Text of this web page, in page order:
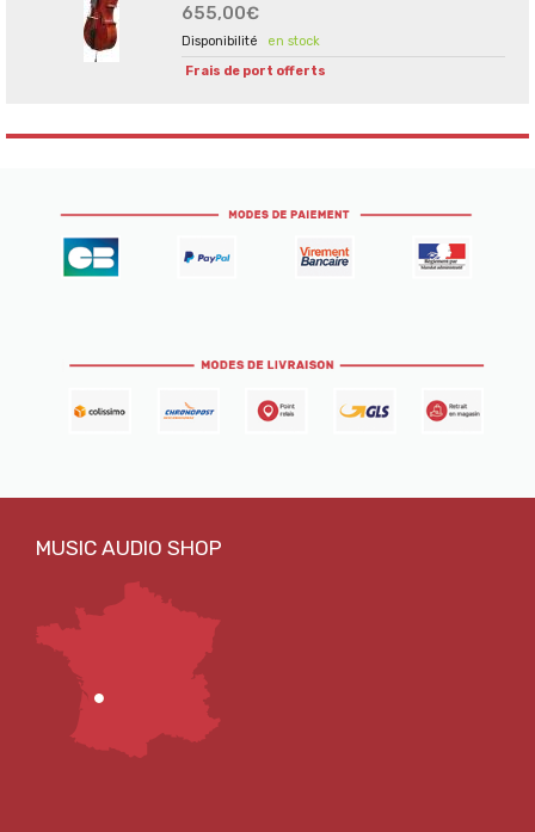
655,00€
en stock
Frais de port offerts